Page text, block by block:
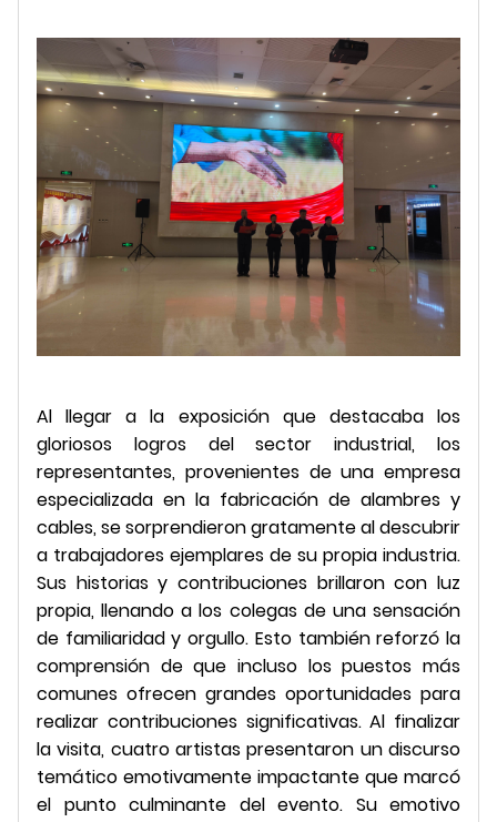
Al llegar a la exposición que destacaba los
gloriosos logros del sector industrial, los
representantes, provenientes de una empresa
especializada en la fabricación de alambres y
cables, se sorprendieron gratamente al descubrir
a trabajadores ejemplares de su propia industria.
Sus historias y contribuciones brillaron con luz
propia, llenando a los colegas de una sensación
de familiaridad y orgullo. Esto también reforzó la
comprensión de que incluso los puestos más
comunes ofrecen grandes oportunidades para
realizar contribuciones significativas. Al finalizar
la visita, cuatro artistas presentaron un discurso
temático emotivamente impactante que marcó
el punto culminante del evento. Su emotivo